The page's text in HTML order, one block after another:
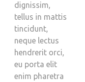
dignissim,
tellus in mattis
tincidunt,
neque lectus
hendrerit orci,
eu porta elit
enim pharetra